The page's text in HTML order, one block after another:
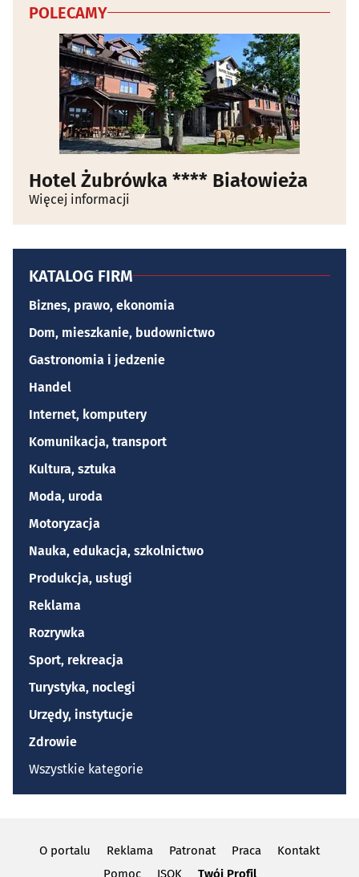
POLECAMY
Hotel Żubrówka **** Białowieża
Więcej informacji
KATALOG FIRM
Biznes, prawo, ekonomia
Dom, mieszkanie, budownictwo
Gastronomia i jedzenie
Handel
Internet, komputery
Komunikacja, transport
Kultura, sztuka
Moda, uroda
Motoryzacja
Nauka, edukacja, szkolnictwo
Produkcja, usługi
Reklama
Rozrywka
Sport, rekreacja
Turystyka, noclegi
Urzędy, instytucje
Zdrowie
Wszystkie kategorie
O portalu Reklama Patronat Praca
Kontakt
Pomoc
ISOK Twój Profil